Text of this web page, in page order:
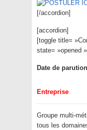
[/accordion]
[accordion]
[toggle title=
state= »opened
Date de
Entreprise
Groupe multi-
tous les